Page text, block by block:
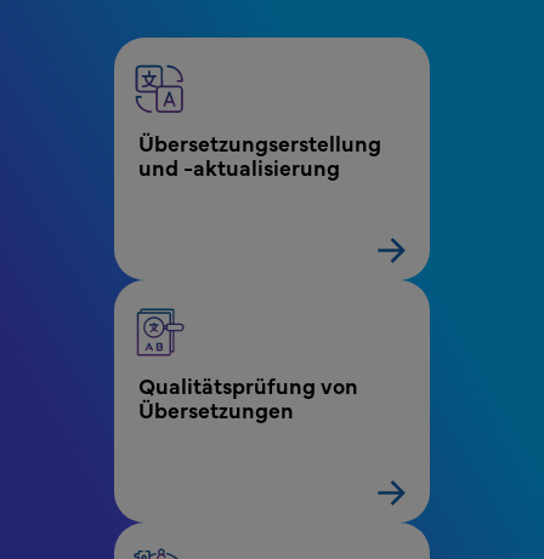
MPR - Kennzeichnung - Menü zur
Übersetzungserstellung
und -aktualisierung
Qualitätsprüfung von
Übersetzungen